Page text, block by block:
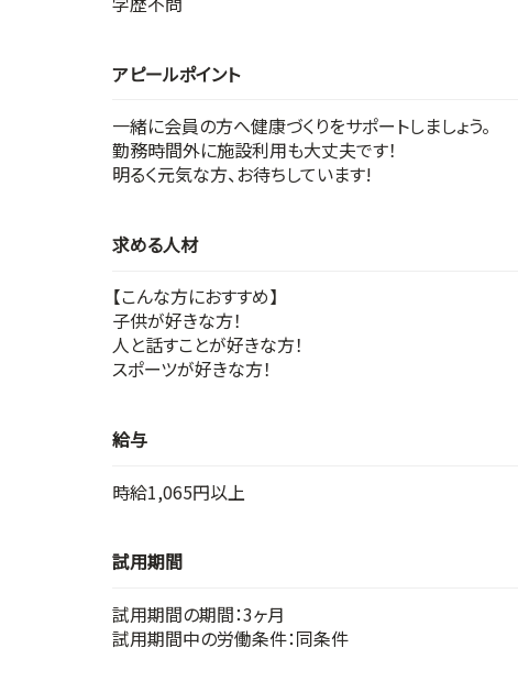
アピールポイント
一緒に会員の方へ健康づくりをサポートしましょう。
勤務時間外に施設利用も大丈夫です！
明るく元気な方、お待ちしています!
求める人材
【こんな方におすすめ】
子供が好きな方！
人と話すことが好きな方！
スポーツが好きな方！
給与
時給1,065円以上
試用期間
試用期間の期間：3ヶ月
試用期間中の労働条件：同条件